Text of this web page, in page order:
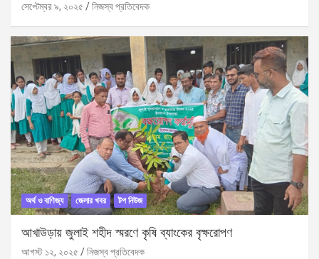
সেপ্টেম্বর ৯, ২০২৫ নিজস্ব প্রতিবেদক
অর্থ ও বাণিজ্য জেলার খবর টপ নিউজ
আখাউড়ায় জুলাই শহীদ স্মরণে কৃষি ব্যাংকের বৃক্ষরোপণ
আগস্ট ১২, ২০২৫ নিজস্ব প্রতিবেদক